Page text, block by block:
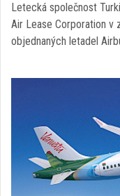
Letecká společnost
Air Lease Corporation v
objednaných letadel